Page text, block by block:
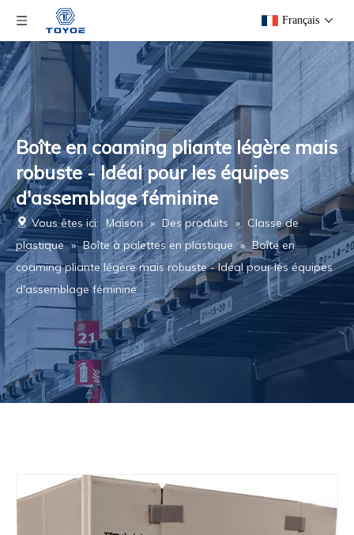
Français
Boîte en coaming pliante légère mais
robuste - Idéal pour les équipes
d'assemblage féminine
Vous êtes ici: Maison » Des produits » Classe de
plastique » Boîte à palettes en plastique » Boîte en
coaming pliante légère mais robuste - Idéal pour les équipes
d'assemblage féminine